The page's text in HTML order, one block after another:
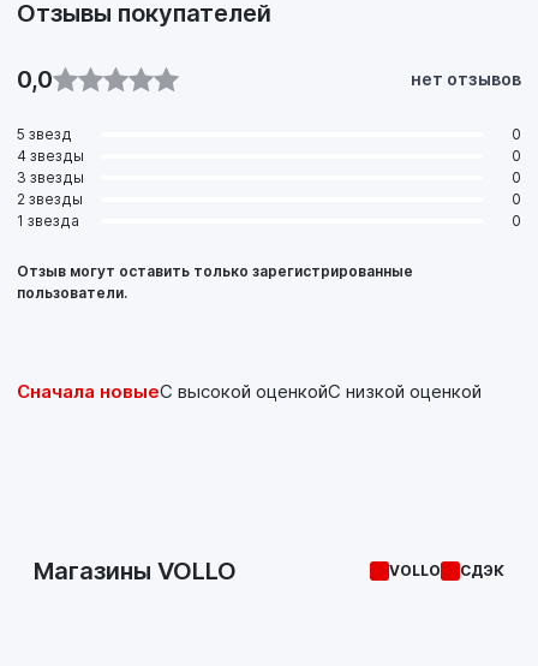
Отзывы покупателей
0,0 нет отзывов
5 звезд
0
4 звезды
0
3 звезды
0
2 звезды
0
1 звезда
0
Отзыв могут оставить только зарегистрированные
пользователи.
Сначала новыеС высокой оценкойС низкой оценкой
Магазины VOLLO VOLLO СДЭК